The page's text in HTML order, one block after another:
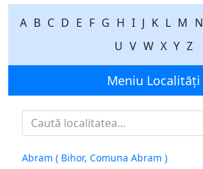
A B C D E F G H I J K L M N
U V W X Y Z
Meniu Localități
Abram ( Bihor, Comuna Abram )